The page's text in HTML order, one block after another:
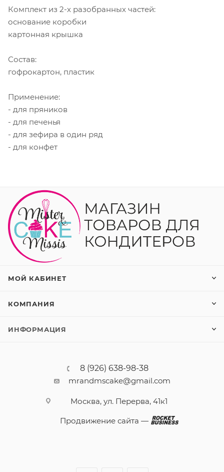
Комплект из 2-х разобранных частей:
основание коробки
картонная крышка
Состав:
гофрокартон, пластик
Применение:
- для пряников
- для печенья
- для зефира в один ряд
- для конфет
МОЙ КАБИНЕТ
КОМПАНИЯ
ИНФОРМАЦИЯ
8 (926) 638-98-38
mrandmscake@gmail.com
Москва, ул. Перерва, 41к1
Продвижение сайта —